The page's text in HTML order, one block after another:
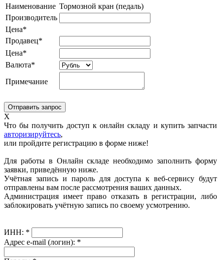
Наименование Тормозной кран (педаль)
Производитель
Цена*
Продавец*
Цена*
Валюта*
Примечание
X
Что бы получить доступ к онлайн складу и купить запчасти
авторизируйтесь,
или пройдите регистрацию в форме ниже!
Для работы в Онлайн складе необходимо заполнить форму
заявки, приведённую ниже.
Учётная запись и пароль для доступа к веб-сервису будут
отправлены вам после рассмотрения ваших данных.
Администрация имеет право отказать в регистрации, либо
заблокировать учётную запись по своему усмотрению.
ИНН: *
Адрес e-mail (логин): *